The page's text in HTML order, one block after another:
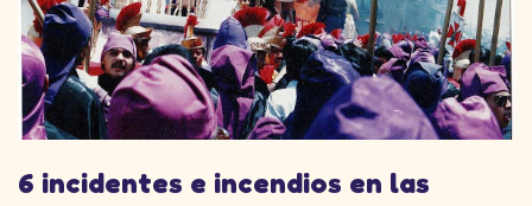
6 incidentes e incendios en las